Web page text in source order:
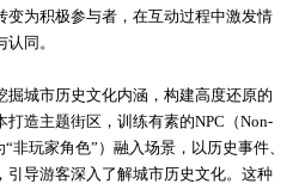
变为积极参与者，在互动过程中激发情
同。
城市历史文化内涵，构建高度还原的
造主题街区，训练有素的NPC（Non-
非玩家角色”）融入场景，以历史事件、
引导游客深入了解城市历史文化。这种